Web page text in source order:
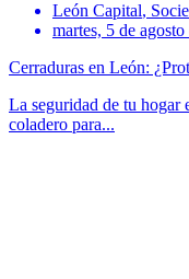
León Capital,
martes, 5 de
Cerraduras en León:
La seguridad de tu hogar
coladero para...